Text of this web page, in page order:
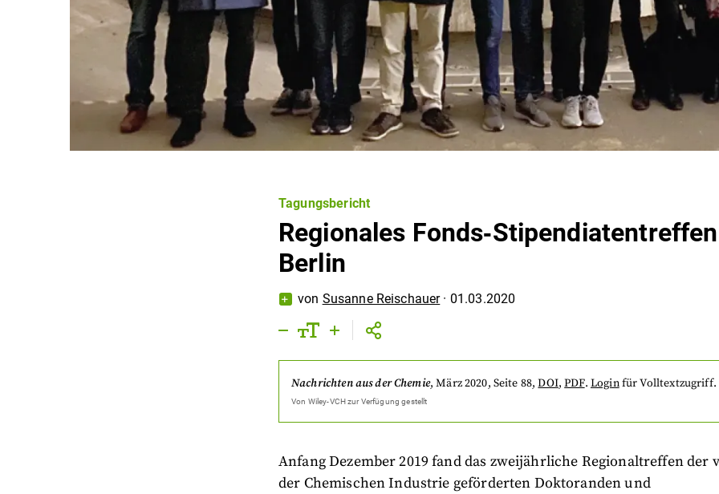
Tagungsbericht
Regionales
Berlin
von Susanne Reischauer· 01.03.2020
Nachrichten aus der Chemie,März 2020, Seite 88,DOI,PDF. Loginfür Volltextzugriff.
Von Wiley-VCHzur Verfügung gestellt
Anfang Dezember 2019 fand das zweijährliche Regionaltreffen der
der Chemischen Industrie geförderten Doktoranden und